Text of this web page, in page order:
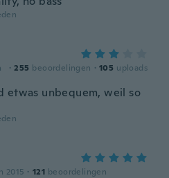
· 255 beoordelingen · 105 uploads
etwas unbequem, weil so
2015 · 121 beoordelingen